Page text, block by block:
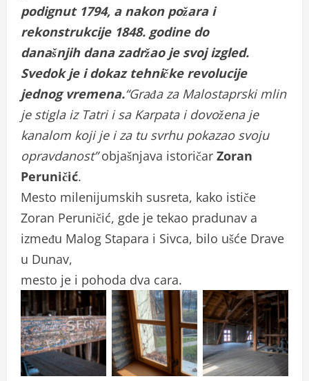
podignut 1794, a nakon požara i
rekonstrukcije 1848. godine do
današnjih dana zadržao je svoj izgled.
Svedok je i dokaz tehničke revolucije
jednog vremena.“Građa za Malostaprski mlin
je stigla iz Tatri i sa Karpata i dovožena je
kanalom koji je i za tu svrhu pokazao svoju
opravdanost”objašnjava istoričar Zoran
Peruničić.
Mesto milenijumskih susreta, kako ističe
Zoran Peruničić, gde je tekao pradunav a
između Malog Stapara i Sivca, bilo ušće Drave
u Dunav,
mesto je i pohoda dva cara.